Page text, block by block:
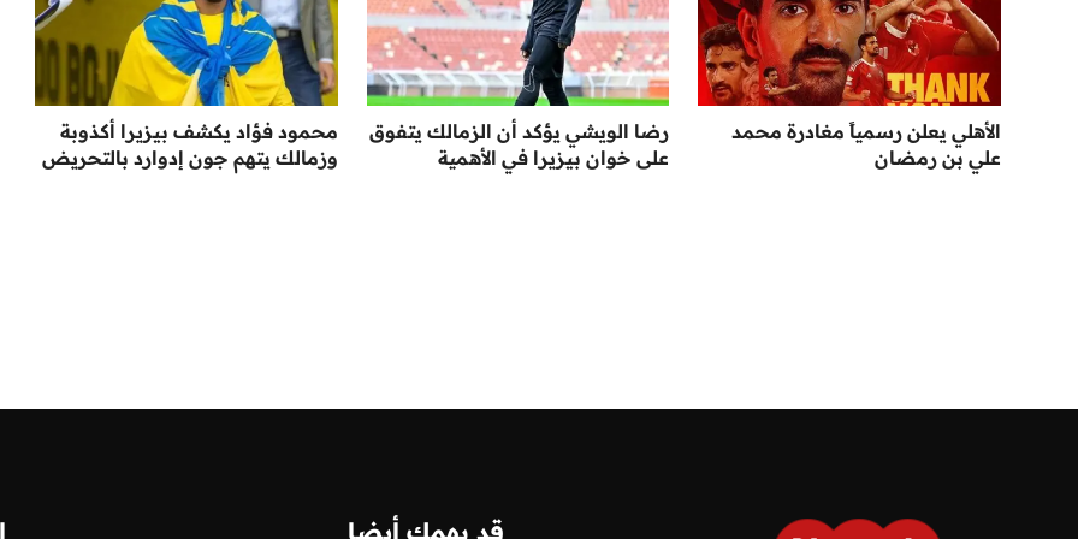
الأهلي يعلن رسمياً مغادرة محمد
علي بن رمضان
رضا الويشي يؤكد أن الزمالك يتفوق
على خوان بيزيرا في الأهمية
محمود فؤاد يكشف بيزيرا أكذوبة
وزمالك يتهم جون إدوارد بالتحريض
قد يهمك أيضا